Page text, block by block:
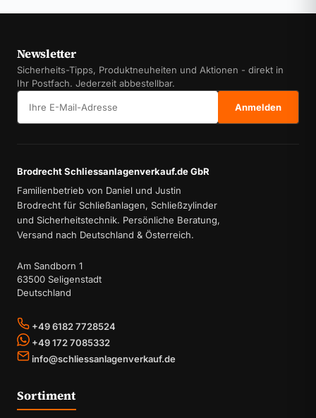
Newsletter
Sicherheits-Tipps, Produktneuheiten und Aktionen - direkt in
Ihr Postfach. Jederzeit abbestellbar.
Anmelden
Brodrecht Schliessanlagenverkauf.de GbR
Familienbetrieb von Daniel und Justin
Brodrecht für Schließanlagen, Schließzylinder
und Sicherheitstechnik. Persönliche Beratung,
Versand nach Deutschland & Österreich.
Am Sandborn 1
63500 Seligenstadt
Deutschland
+49 6182 7728524
+49 172 7085332
info@schliessanlagenverkauf.de
Sortiment